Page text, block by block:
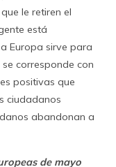
le retiren el
está
Europa sirve para
corresponde con
positivas que
ciudadanos
abandonan a
de mayo